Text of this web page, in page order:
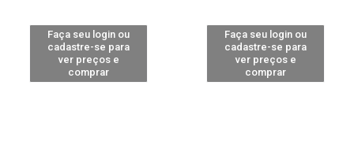
Faça seu login ou
cadastre-se para
ver preços e
comprar
Faça seu login ou
cadastre-se para
ver preços e
comprar